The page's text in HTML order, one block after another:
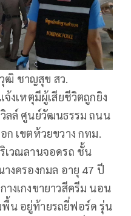
ฒิ ชาญสุข สว.
งเหตุมีผู้เสียชีวิตถูกยิง
ลล์ ศูนย์วัฒนธรรม ถนน
ก เขตห้วยขวาง กทม.
เวณลานจอดรถ ชั้น
งครองกมล อายุ 47 ปี
งเกงขายาวสีครีม นอน
น อยู่ท้ายรถยี่ฟอร์ด รุ่น